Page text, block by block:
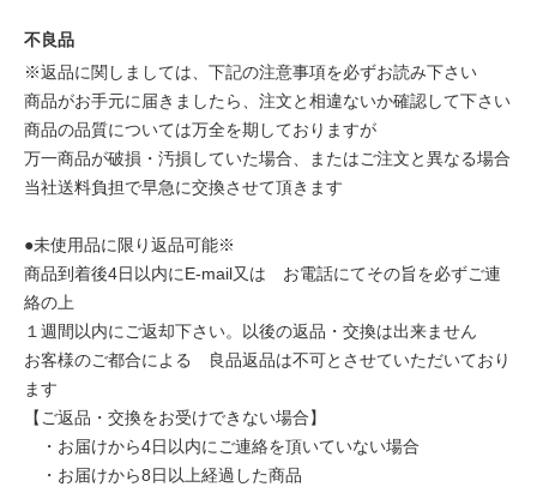
不良品
※返品に関しましては、下記の注意事項を必ずお読み下さい
商品がお手元に届きましたら、注文と相違ないか確認して下さい
商品の品質については万全を期しておりますが
万一商品が破損・汚損していた場合、またはご注文と異なる場合
当社送料負担で早急に交換させて頂きます
●未使用品に限り返品可能※
商品到着後4日以内にE-mail又は お電話にてその旨を必ずご連
絡の上
１週間以内にご返却下さい。以後の返品・交換は出来ません
お客様のご都合による 良品返品は不可とさせていただいており
ます
【ご返品・交換をお受けできない場合】
・お届けから4日以内にご連絡を頂いていない場合
・お届けから8日以上経過した商品